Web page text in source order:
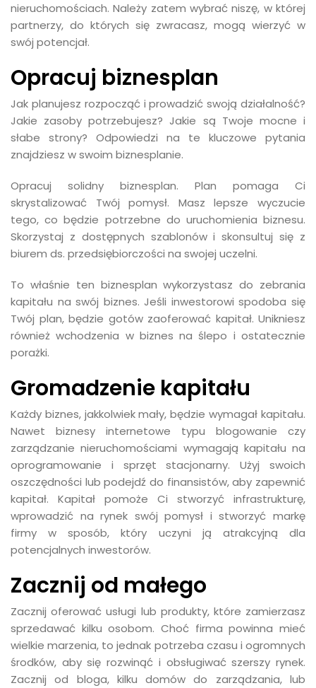
nieruchomościach. Należy zatem wybrać niszę, w której
partnerzy, do których się zwracasz, mogą wierzyć w
swój potencjał.
Opracuj biznesplan
Jak planujesz rozpocząć i prowadzić swoją działalność?
Jakie zasoby potrzebujesz? Jakie są Twoje mocne i
słabe strony? Odpowiedzi na te kluczowe pytania
znajdziesz w swoim biznesplanie.
Opracuj solidny biznesplan. Plan pomaga Ci
skrystalizować Twój pomysł. Masz lepsze wyczucie
tego, co będzie potrzebne do uruchomienia biznesu.
Skorzystaj z dostępnych szablonów i skonsultuj się z
biurem ds. przedsiębiorczości na swojej uczelni.
To właśnie ten biznesplan wykorzystasz do zebrania
kapitału na swój biznes. Jeśli inwestorowi spodoba się
Twój plan, będzie gotów zaoferować kapitał. Unikniesz
również wchodzenia w biznes na ślepo i ostatecznie
porażki.
Gromadzenie kapitału
Każdy biznes, jakkolwiek mały, będzie wymagał kapitału.
Nawet biznesy internetowe typu blogowanie czy
zarządzanie nieruchomościami wymagają kapitału na
oprogramowanie i sprzęt stacjonarny. Użyj swoich
oszczędności lub podejdź do finansistów, aby zapewnić
kapitał. Kapitał pomoże Ci stworzyć infrastrukturę,
wprowadzić na rynek swój pomysł i stworzyć markę
firmy w sposób, który uczyni ją atrakcyjną dla
potencjalnych inwestorów.
Zacznij od małego
Zacznij oferować usługi lub produkty, które zamierzasz
sprzedawać kilku osobom. Choć firma powinna mieć
wielkie marzenia, to jednak potrzeba czasu i ogromnych
środków, aby się rozwinąć i obsługiwać szerszy rynek.
Zacznij od bloga, kilku domów do zarządzania, lub